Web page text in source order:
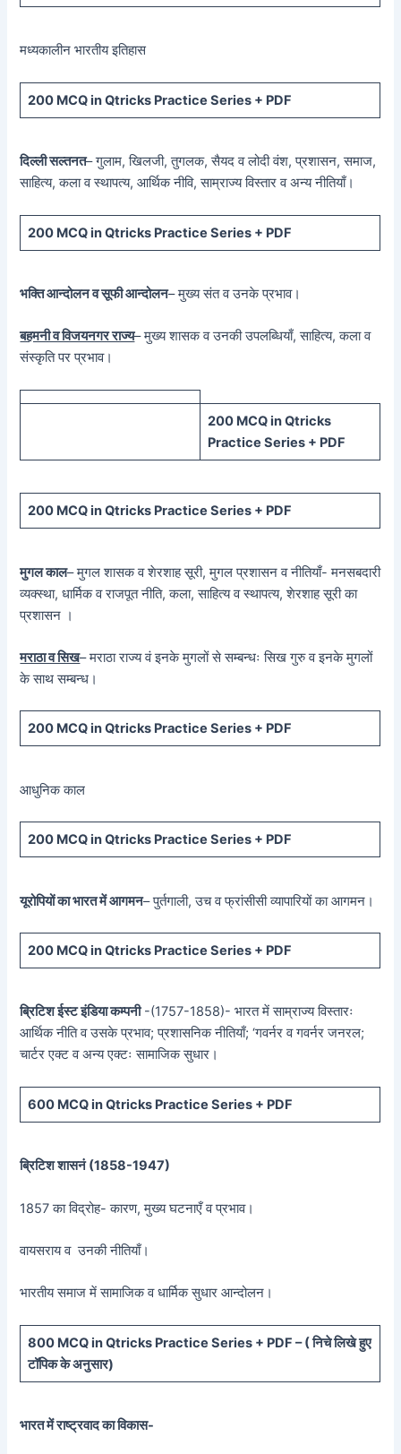
मध्यकालीन भारतीय इतिहास
200 MCQ in Qtricks Practice Series + PDF
दिल्ली सल्तनत– गुलाम, खिलजी, तुगलक, सैयद व लोदी वंश, प्रशासन, समाज,
साहित्य, कला व स्थापत्य, आर्थिक नीवि, साम्राज्य विस्तार व अन्य नीतियाँ।
200 MCQ in Qtricks Practice Series + PDF
भक्ति आन्दोलन व सूफी आन्दोलन– मुख्य संत व उनके प्रभाव।
बहमनी व विजयनगर राज्य– मुख्य शासक व उनकी उपलब्धियाँ, साहित्य, कला व
संस्कृति पर प्रभाव।
200 MCQ in Qtricks
Practice Series + PDF
200 MCQ in Qtricks Practice Series + PDF
मुगल काल– मुगल शासक व शेरशाह सूरी, मुगल प्रशासन व नीतियाँ- मनसबदारी
व्यक्स्था, धार्मिक व राजपूत नीति, कला, साहित्य व स्थापत्य, शेरशाह सूरी का
प्रशासन ।
मराठा व सिख– मराठा राज्य वं इनके मुगलों से सम्बन्धः सिख गुरु व इनके मुगलों
के साथ सम्बन्ध।
200 MCQ in Qtricks Practice Series + PDF
आधुनिक काल
200 MCQ in Qtricks Practice Series + PDF
यूरोपियों का भारत में आगमन– पुर्तगाली, उच व फ्रांसीसी व्यापारियों का आगमन।
200 MCQ in Qtricks Practice Series + PDF
ब्रिटिश ईस्ट इंडिया कम्पनी-(1757-1858)- भारत में साम्राज्य विस्तारः
आर्थिक नीति व उसके प्रभाव; प्रशासनिक नीतियाँ; ‘गवर्नर व गवर्नर जनरल;
चार्टर एक्ट व अन्य एक्टः सामाजिक सुधार।
600 MCQ in Qtricks Practice Series + PDF
ब्रिटिश शासनं (1858-1947)
1857 का विद्रोह- कारण, मुख्य घटनाएँ व प्रभाव।
वायसराय व उनकी नीतियाँ।
भारतीय समाज में सामाजिक व धार्मिक सुधार आन्दोलन।
800 MCQ in Qtricks Practice Series + PDF – (निचे लिखे हुए
टॉपिक के अनुसार)
भारत में राष्ट्रवाद का विकास-